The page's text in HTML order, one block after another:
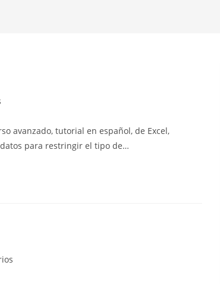
avanzado, tutorial en español, de Excel,
para restringir el tipo de…